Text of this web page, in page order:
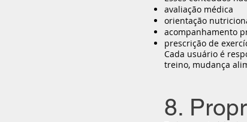
avaliação médica
orientação
acompanhamento
prescrição de
Cada usuário é
treino, mudança
8.